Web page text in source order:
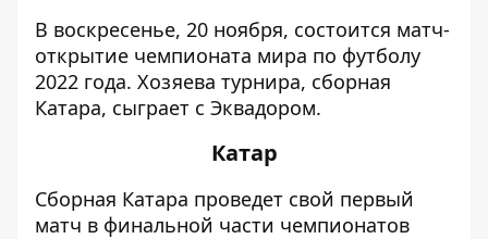
В воскресенье, 20 ноября, состоится матч-
открытие чемпионата мира по футболу
2022 года. Хозяева турнира, сборная
Катара, сыграет с Эквадором.
Катар
Сборная Катара проведет свой первый
матч в финальной части чемпионатов